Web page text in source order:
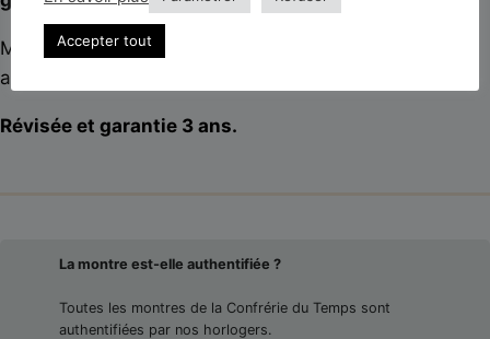
Montée sur unbracelet Oyster Rolex
avec sa
Révisée et garantie 3 ans.
La montre est-elle authentifiée ?
Toutes les montres de la Confrérie du Temps sont
authentifiées par nos horlogers.
Accepter tout